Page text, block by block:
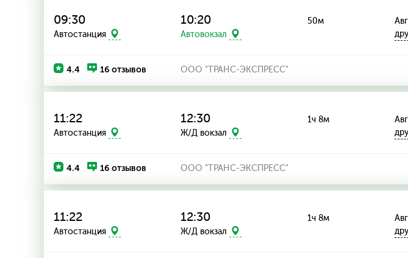
09:30
Автостанция
10:20
Автовокзал
50м
4.4 16 отзывов ООО "ТРАНС-ЭКСПРЕСС"
11:22
Автостанция
12:30
Ж/Д вокзал
1ч 8м
4.4 16 отзывов ООО "ТРАНС-ЭКСПРЕСС"
11:22
Автостанция
12:30
Ж/Д вокзал
1ч 8м